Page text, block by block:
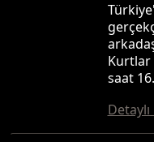
Kurtlar
saat